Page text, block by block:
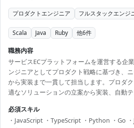
プロダクトエンジニア フルスタックエンジ
Scala Java Ruby 他6件
職務内容
サービスECプラットフォームを運営する企
ンジニアとしてプロダクト戦略に基づき、
から実装まで一貫して担当します。プロダ
適なソリューションの立案から実装、自動
のメンテナンス業務や、問い合わせ対応のシ
います。 【アピールポイント】 ・フルリモ
必須スキル
・JavaScript ・TypeScript ・Python ・Go